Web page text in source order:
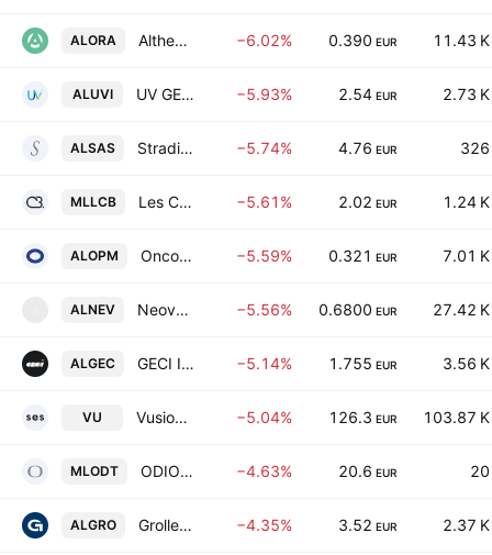
ALORA Altheora SA −6.02% 0.390 EUR 11.43 K
ALUVI UV GERMI Societe Anonyme −5.93% 2.54 EUR 2.73 K
ALSAS Stradim-Espace Finances SA −5.74% 4.76 EUR 326
MLLCB Les Constructeurs du Bois SA −5.61% 2.02 EUR 1.24 K
ALOPM Oncodesign Precision Medicine S.A. −5.59% 0.321 EUR 7.01 K
ALNEV Neovacs SA −5.56% 0.6800 EUR 27.42 K
ALGEC GECI International SA −5.14% 1.755 EUR 3.56 K
VU VusionGroup S.A. −5.04% 126.3 EUR 103.87 K
MLODT ODIOT S.A. −4.63% 20.6 EUR 20
ALGRO Grolleau −4.35% 3.52 EUR 2.37 K